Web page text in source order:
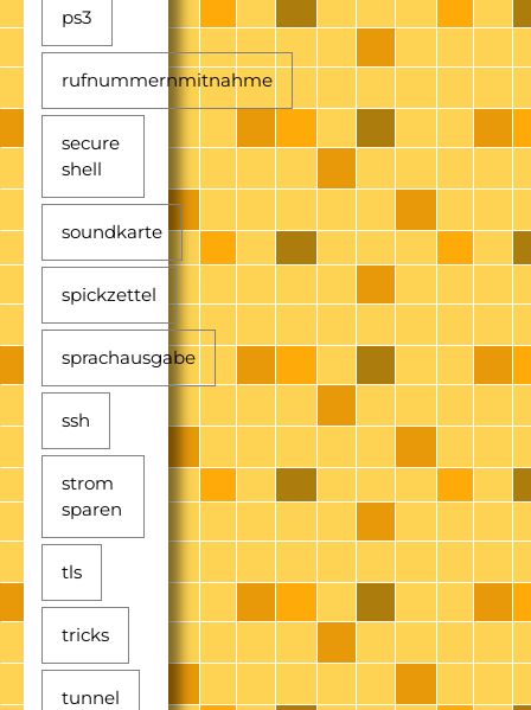
ps3
rufnummernmitnahme
secure
shell
soundkarte
spickzettel
sprachausgabe
ssh
strom
sparen
tls
tricks
tunnel